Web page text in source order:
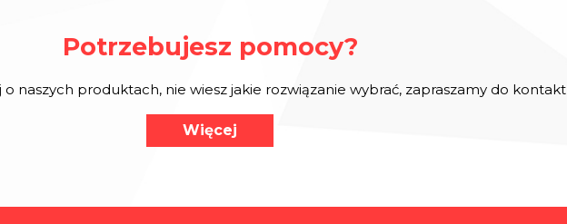
Potrzebujesz pomocy?
o naszych produktach, nie wiesz jakie rozwiązanie wybrać, zapraszamy do
Więcej